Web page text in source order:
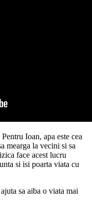
Ioan, apa este cea
mearga la vecini si sa
face acest lucru
si isi poarta viata cu
sa aiba o viata mai